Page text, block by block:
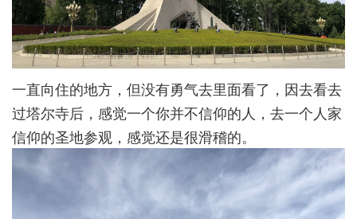
一直向住的地方，但没有勇气去里面看了，因去看去
过塔尔寺后，感觉一个你并不信仰的人，去一个人家
信仰的圣地参观，感觉还是很滑稽的。